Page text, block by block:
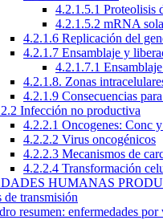
4.2.1.5.1 Proteolisis
4.2.1.5.2 mRNA
4.2.1.6 Replicación del
4.2.1.7 Ensamblaje y
4.2.1.7.1
4.2.1.8. Zonas
4.2.1.9 Consecuencias
Infección no productiva
4.2.2.1 Oncogenes: Conc
4.2.2.2 Virus oncogénicos
4.2.2.3 Mecanismos de
4.2.2.4 Transformación
HUMANAS
de transmisión
resumen: enfermedades